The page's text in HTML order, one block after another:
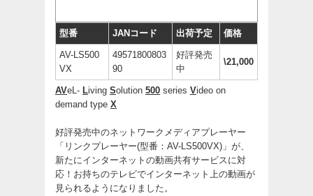
型番 JANコード 出荷予定 価格
AV-LS500
VX
49571800803
90
好評発売
中
\21,000
AVeL- Living Solution 500 series Video on
demand type X
好評発売中のネットワークメディアプレーヤー
「リンクプレーヤー(型番：AV-LS500VX)」が、
新たにインターネットの動画共有サービスに対
応！お持ちのテレビでインターネット上の動画が
見られるようになりました。